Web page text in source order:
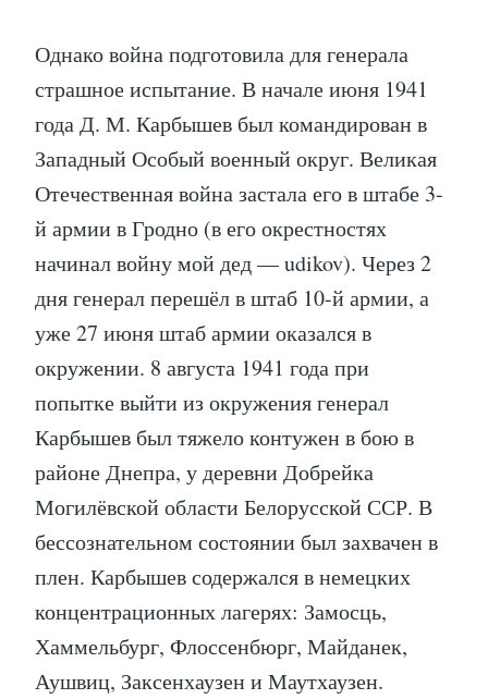
Однако война подготовила для генерала
страшное испытание. В начале июня 1941
года Д. М. Карбышев был командирован в
Западный Особый военный округ. Великая
Отечественная война застала его в штабе 3-
й армии в Гродно (в его окрестностях
начинал войну мой дед — udikov). Через 2
дня генерал перешёл в штаб 10-й армии, а
уже 27 июня штаб армии оказался в
окружении. 8 августа 1941 года при
попытке выйти из окружения генерал
Карбышев был тяжело контужен в бою в
районе Днепра, у деревни Добрейка
Могилёвской области Белорусской ССР. В
бессознательном состоянии был захвачен в
плен. Карбышев содержался в немецких
концентрационных лагерях: Замосць,
Хаммельбург, Флоссенбюрг, Майданек,
Аушвиц, Заксенхаузен и Маутхаузен.